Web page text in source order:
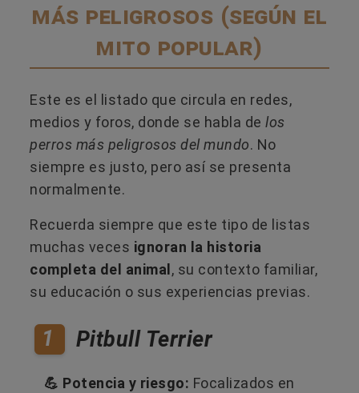
más peligrosos (según el
mito popular)
Este es el listado que circula en redes,
medios y foros, donde se habla de los
perros más peligrosos del mundo. No
siempre es justo, pero así se presenta
normalmente.
Recuerda siempre que este tipo de listas
muchas veces ignoran la historia
completa del animal, su contexto familiar,
su educación o sus experiencias previas.
1 Pitbull Terrier
💪 Potencia y riesgo: Focalizados en